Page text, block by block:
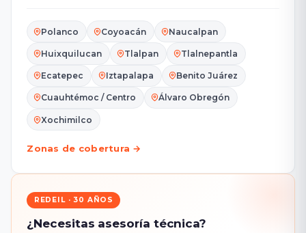
Polanco Coyoacán Naucalpan
Huixquilucan Tlalpan Tlalnepantla
Ecatepec Iztapalapa Benito Juárez
Cuauhtémoc / Centro Álvaro Obregón
Xochimilco
Zonas de cobertura →
REDEIL · 30 AÑOS
¿Necesitas asesoría técnica?